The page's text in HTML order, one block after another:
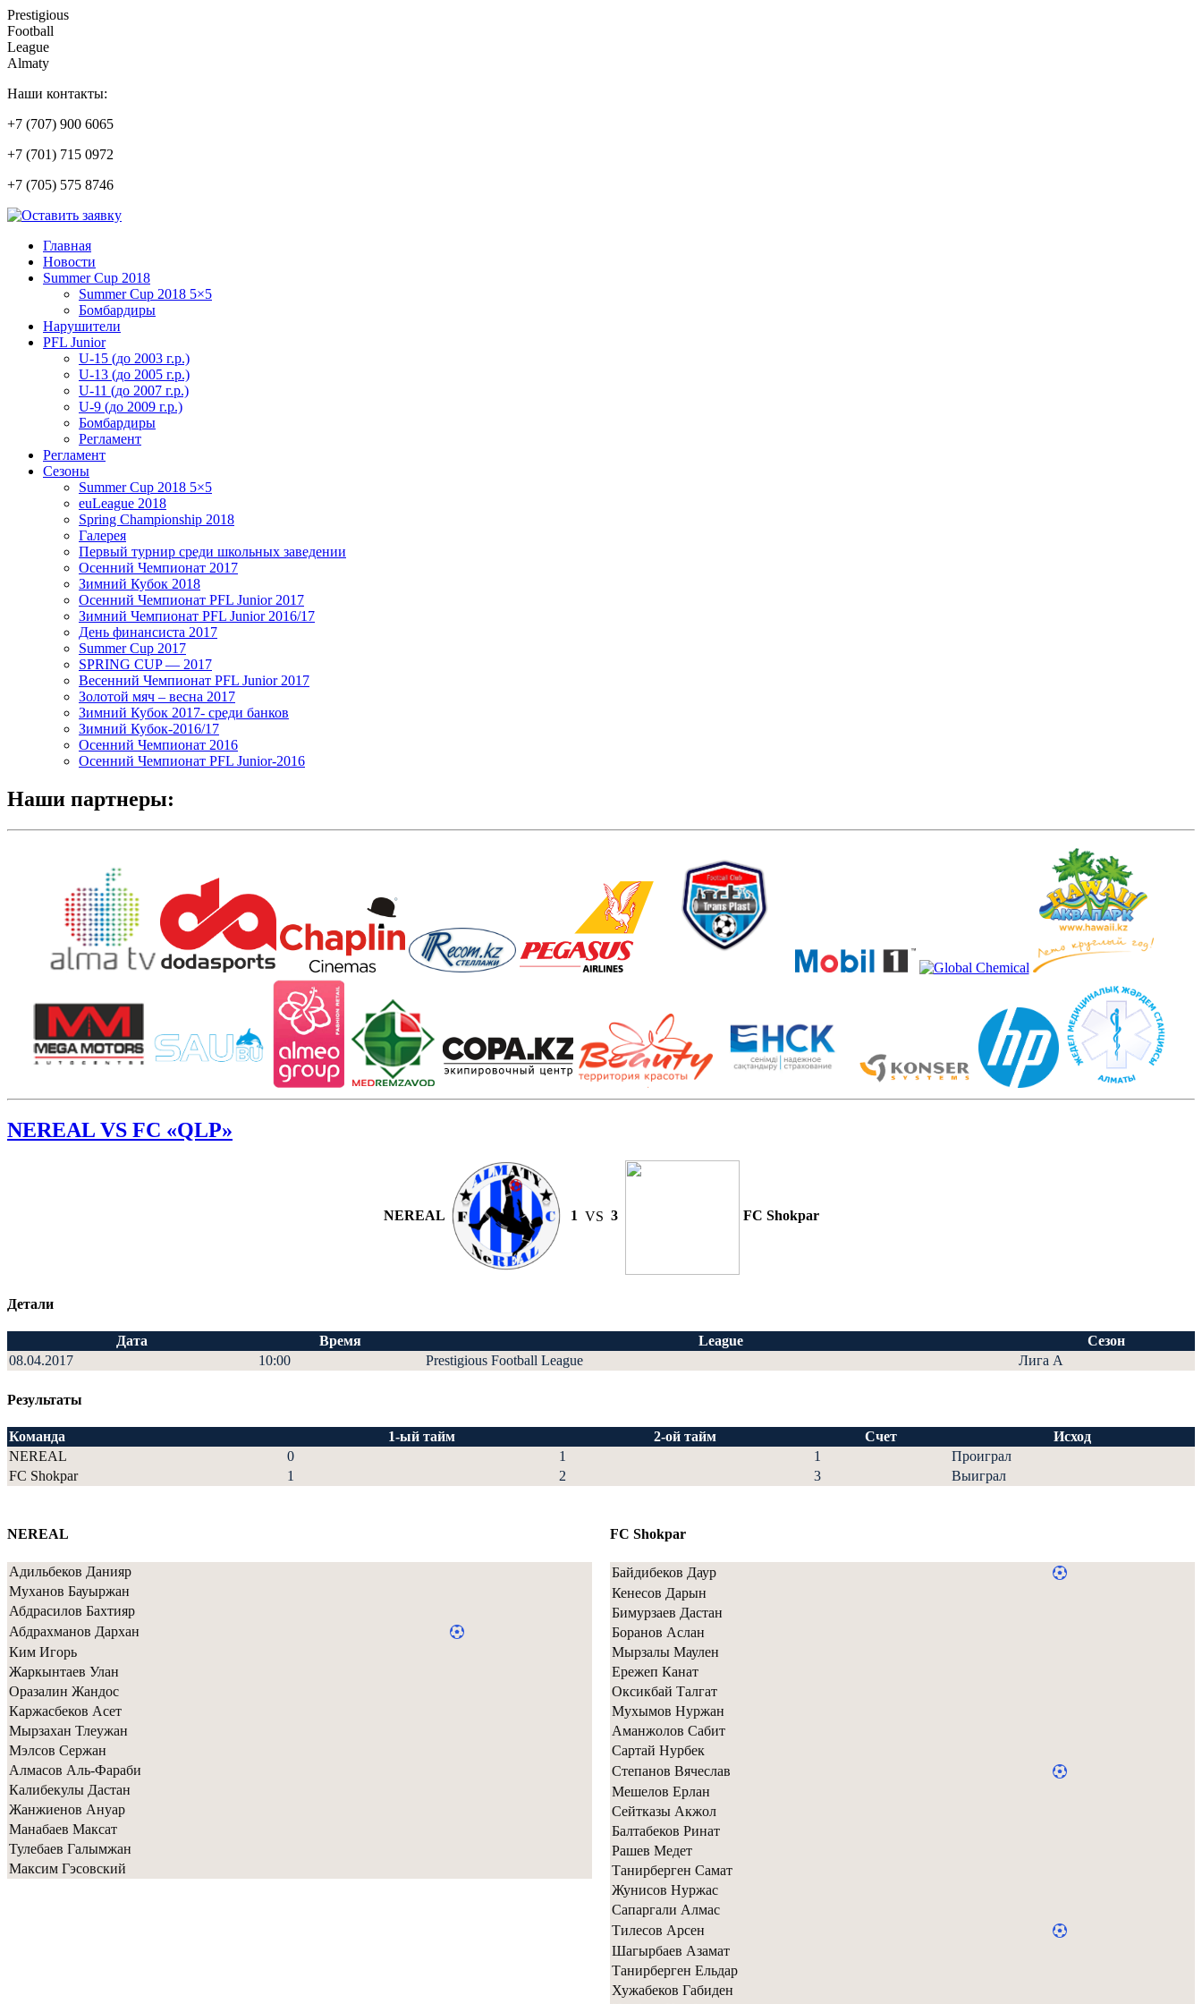
Prestigious
Football
League
Almaty
Наши контакты:
+7 (707) 900 6065
+7 (701) 715 0972
+7 (705) 575 8746
Главная
Новости
Summer Cup 2018
Summer Cup 2018 5×5
Бомбардиры
Нарушители
PFL Junior
U-15 (до 2003 г.р.)
U-13 (до 2005 г.р.)
U-11 (до 2007 г.р.)
U-9 (до 2009 г.р.)
Бомбардиры
Регламент
Регламент
Сезоны
Summer Cup 2018 5×5
euLeague 2018
Spring Championship 2018
Галерея
Первый турнир среди школьных заведении
Осенний Чемпионат 2017
Зимний Кубок 2018
Осенний Чемпионат PFL Junior 2017
Зимний Чемпионат PFL Junior 2016/17
День финансиста 2017
Summer Cup 2017
SPRING CUP — 2017
Весенний Чемпионат PFL Junior 2017
Золотой мяч – весна 2017
Зимний Кубок 2017- среди банков
Зимний Кубок-2016/17
Осенний Чемпионат 2016
Осенний Чемпионат PFL Junior-2016
Наши партнеры:
NEREAL VS FC «QLP»
NEREAL 1 VS 3 FC Shokpar
Детали
Дата Время League
Сезон
08.04.2017
10:00 Prestigious Football League Лига А
Результаты
Команда 1-ый тайм 2-ой тайм Счет
Исход
NEREAL
0 1 1
Проиграл
FC Shokpar
1 2 3 Выиграл
NEREAL
Адильбеков Данияр
Муханов Бауыржан
Абдрасилов Бахтияр
Абдрахманов Дархан
Ким Игорь
Жаркынтаев Улан
Оразалин Жандос
Каржасбеков Асет
Мырзахан Тлеужан
Мэлсов Сержан
Алмасов Аль-Фараби
Калибекулы Дастан
Жанжиенов Ануар
Манабаев Максат
Тулебаев Галымжан
Максим Гэсовский
FC Shokpar
Байдибеков Даур
Кенесов Дарын
Бимурзаев Дастан
Боранов Аслан
Мырзалы Маулен
Ережеп Канат
Оксикбай Талгат
Мухымов Нуржан
Аманжолов Сабит
Сартай Нурбек
Степанов Вячеслав
Мешелов Ерлан
Сейтказы Акжол
Балтабеков Ринат
Рашев Медет
Танирберген Самат
Жунисов Нуржас
Сапаргали Алмас
Тилесов Арсен
Шагырбаев Азамат
Танирберген Ельдар
Хужабеков Габиден